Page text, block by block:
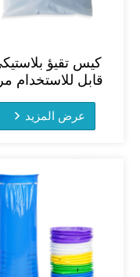
كيس تقيؤ
قابل للاستخدام
واحدة مزود
عرض المزيد